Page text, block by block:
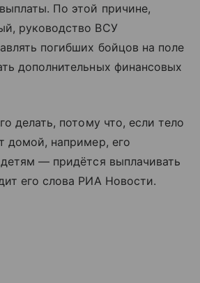
По этой причине,
руководство ВСУ
погибших бойцов на поле
дополнительных финансовых
делать, потому что, если тело
домой, например, его
— придётся выплачивать
его слова РИА Новости.